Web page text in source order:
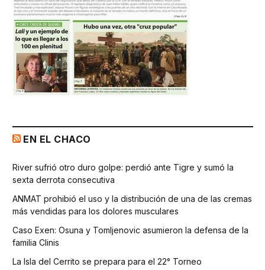
EN EL CHACO
River sufrió otro duro golpe: perdió ante Tigre y sumó la
sexta derrota consecutiva
ANMAT prohibió el uso y la distribución de una de las cremas
más vendidas para los dolores musculares
Caso Exen: Osuna y Tomljenovic asumieron la defensa de la
familia Clinis
La Isla del Cerrito se prepara para el 22° Torneo